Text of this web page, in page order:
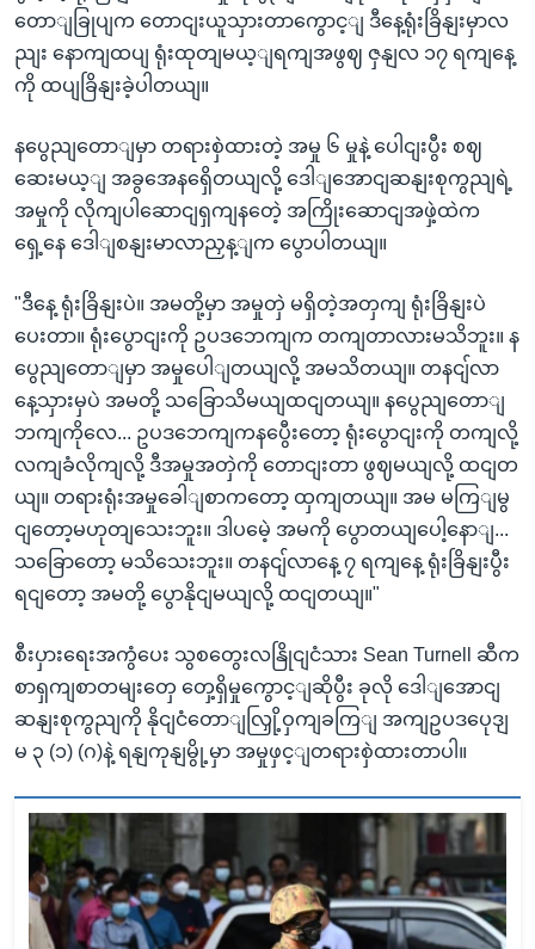
တောျခြုပျက တောငျးယူသှားတာကွောင့ျ ဒီနေ့ရုံးခြိနျးမှာလ
ညျး နောကျထပျ ရုံးထုတျမယ့ျရကျအဖွဈ ဇှနျလ ၁၇ ရကျနေ့
ကို ထပျခြိနျးခဲ့ပါတယျ။
နပွေညျတောျမှာ တရားစှဲထားတဲ့ အမှု ၆ မှုနဲ့ ပေါငျးပွီး စဈ
ဆေးမယ့ျ အခွအေနရှေိတယျလို့ ဒေါျအောငျဆနျးစုကွညျရဲ့
အမှုကို လိုကျပါဆောငျရှကျနတေဲ့ အကြိုးဆောငျအဖှဲ့ထဲက
ရှေ့နေ ဒေါျစနျးမာလာညှန့ျက ပွောပါတယျ။
"ဒီနေ့ ရုံးခြိနျးပဲ။ အမတို့မှာ အမှုတှဲ မရှိတဲ့အတှကျ ရုံးခြိနျးပဲ
ပေးတာ။ ရုံးပွောငျးကို ဥပဒဘေကျက တကျတာလားမသိဘူး။ န
ပွေညျတောျမှာ အမှုပေါျတယျလို့ အမသိတယျ။ တနငျ်လာ
နေ့သှားမှပဲ အမတို့ သခြောသိမယျထငျတယျ။ နပွေညျတောျ
ဘကျကိုလေ... ဥပဒဘေကျကနပွေီးတော့ ရုံးပွောငျးကို တကျလို့
လကျခံလိုကျလို့ ဒီအမှုအတှဲကို တောငျးတာ ဖွဈမယျလို့ ထငျတ
ယျ။ တရားရုံးအမှုခေါျစာကတော့ ထှကျတယျ။ အမ မကြျမွ
ငျတော့မဟုတျသေးဘူး။ ဒါပမေဲ့ အမကို ပွောတယျပေါ့နောျ...
သခြောတော့ မသိသေးဘူး။ တနငျ်လာနေ့ ၇ ရကျနေ့ ရုံးခြိနျးပွီး
ရငျတော့ အမတို့ ပွောနိုငျမယျလို့ ထငျတယျ။"
စီးပှားရေးအကွံပေး သွစတွေးလနြိုငျငံသား Sean Turnell ဆီက
စာရှကျစာတမျးတှေ တှေ့ရှိမှုကွောင့ျဆိုပွီး ခုလို ဒေါျအောငျ
ဆနျးစုကွညျကို နိုငျငံတောျလြှို့ဝှကျခကြျ အကျဥပဒပေုဒျ
မ ၃ (၁) (ဂ)နဲ့ ရနျကုနျမွို့မှာ အမှုဖှင့ျတရားစှဲထားတာပါ။